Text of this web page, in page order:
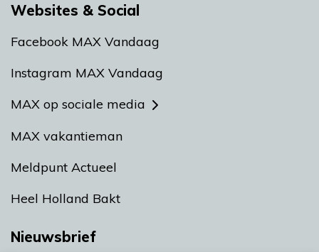
Websites & Social
Facebook MAX Vandaag
Instagram MAX Vandaag
MAX op sociale media
MAX vakantieman
Meldpunt Actueel
Heel Holland Bakt
Nieuwsbrief